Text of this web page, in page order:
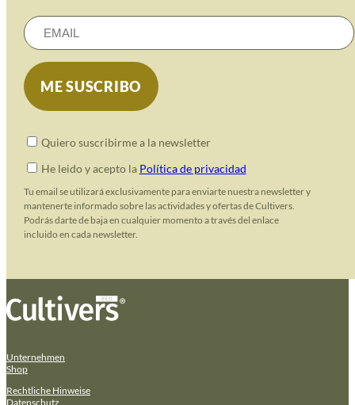
Quiero suscribirme a la newsletter
He leido y acepto la Política de privacidad
Tu email se utilizará exclusivamente para enviarte nuestra newsletter y
mantenerte informado sobre las actividades y ofertas de Cultivers.
Podrás darte de baja en cualquier momento a través del enlace
incluido en cada newsletter.
Unternehmen
Shop
Rechtliche Hinweise
Datenschutz